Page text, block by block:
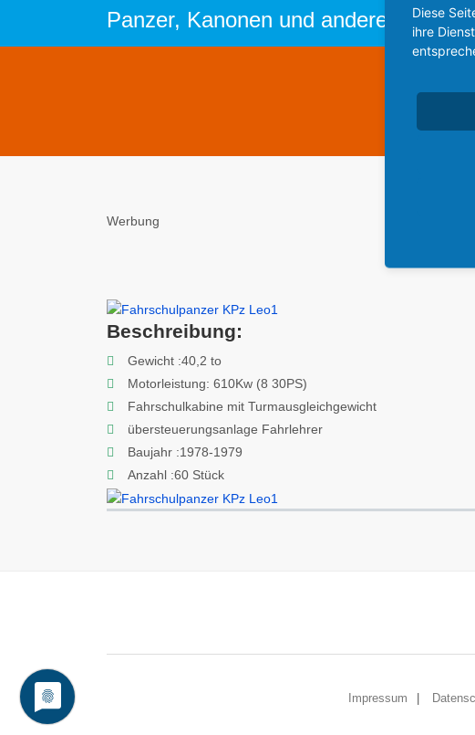
Panzer, Kanonen und andere
Werbung
Beschreibung:
Gewicht :40,2 to
Motorleistung: 610Kw (8 30PS)
Fahrschulkabine mit Turmausgleichgewicht
übersteuerungsanlage Fahrlehrer
Baujahr :1978-1979
Anzahl :60 Stück
Impressum
Diese
ihre